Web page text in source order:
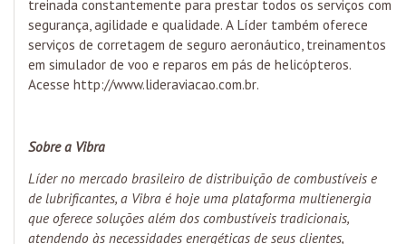
treinada constantemente para prestar todos os serviços com
segurança, agilidade e qualidade. A Líder também oferece
serviços de corretagem de seguro aeronáutico, treinamentos
em simulador de voo e reparos em pás de helicópteros.
Acesse http://www.lideraviacao.com.br.
Sobre a Vibra
Líder no mercado brasileiro de distribuição de combustíveis e
de lubrificantes, a Vibra é hoje uma plataforma multienergia
que oferece soluções além dos combustíveis tradicionais,
atendendo às necessidades energéticas de seus clientes,